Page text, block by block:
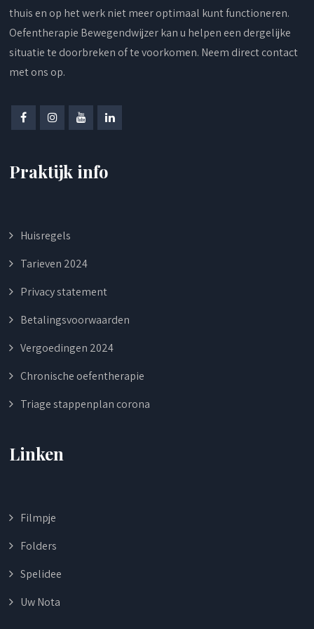
thuis en op het werk niet meer optimaal kunt functioneren.
Oefentherapie Bewegendwijzer kan u helpen een dergelijke
situatie te doorbreken of te voorkomen. Neem direct contact
met ons op.
Praktijk info
Huisregels
Tarieven 2024
Privacy statement
Betalingsvoorwaarden
Vergoedingen 2024
Chronische oefentherapie
Triage stappenplan corona
Linken
Filmpje
Folders
Spelidee
Uw Nota